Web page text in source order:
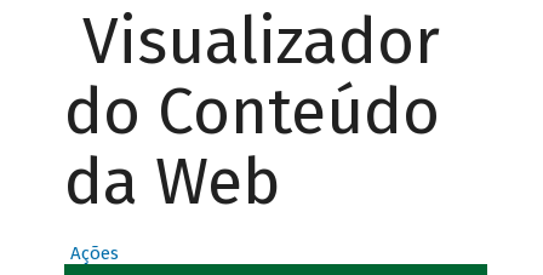
Visualizador
do Conteúdo
da Web
Ações